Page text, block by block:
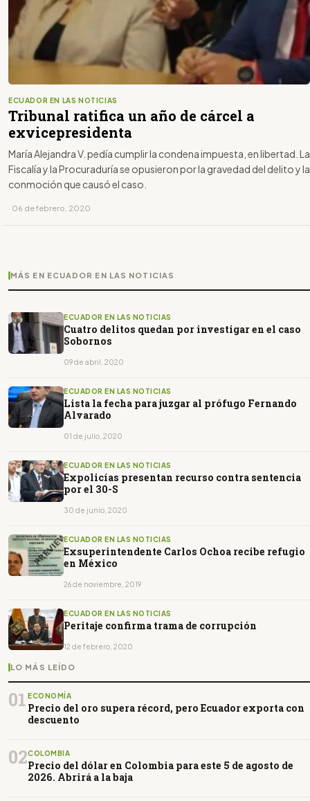
ECUADOR EN LAS NOTICIAS
Tribunal ratifica un año de cárcel a
exvicepresidenta
María Alejandra V. pedía cumplir la condena impuesta, en libertad. La
Fiscalía y la Procuraduría se opusieron por la gravedad del delito y la
conmoción que causó el caso.
· 06 de febrero, 2020
MÁS EN ECUADOR EN LAS NOTICIAS
ECUADOR EN LAS NOTICIAS
Cuatro delitos quedan por investigar en el caso
Sobornos
09 de abril, 2020
ECUADOR EN LAS NOTICIAS
Lista la fecha para juzgar al prófugo Fernando
Alvarado
01 de julio, 2020
ECUADOR EN LAS NOTICIAS
Expolicías presentan recurso contra sentencia
por el 30-S
30 de junio, 2020
ECUADOR EN LAS NOTICIAS
Exsuperintendente Carlos Ochoa recibe refugio
en México
26 de noviembre, 2019
ECUADOR EN LAS NOTICIAS
Peritaje confirma trama de corrupción
12 de febrero, 2020
LO MÁS LEÍDO
01 ECONOMÍA
Precio del oro supera récord, pero Ecuador exporta con
descuento
02COLOMBIA
Precio del dólar en Colombia para este 5 de agosto de
2026. Abrirá a la baja